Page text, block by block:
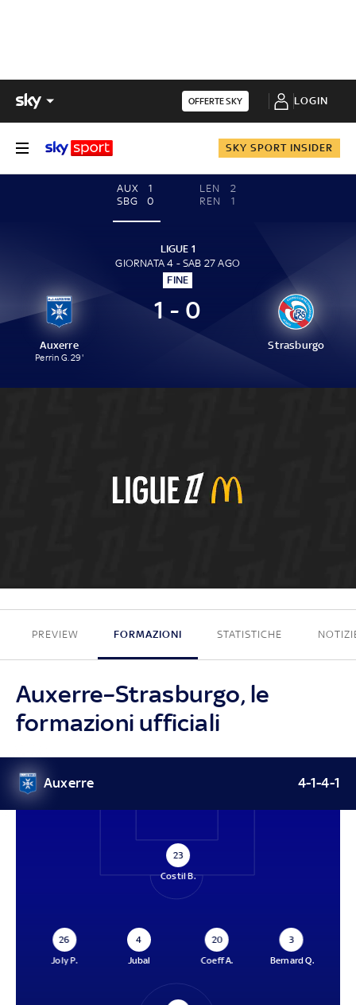
OFFERTE SKY LOGIN
SKY SPORT INSIDER
AUX
1
SBG
0
LEN
2
REN
1
LIGUE 1
GIORNATA 4 - SAB 27 AGO
FINE
Auxerre
Perrin G. 29'
1 - 0
Strasburgo
1 - 0
PREVIEW FORMAZIONI STATISTICHE
Auxerre–Strasburgo, le
formazioni ufficiali
Auxerre 4-1-4-1
23
Costil B.
26
Joly P.
4
Jubal
20
Coeff A.
3
Bernard Q.